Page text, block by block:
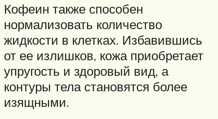
Кофеин также способен
нормализовать количество
жидкости в клетках. Избавившись
от ее излишков, кожа приобретает
упругость и здоровый вид, а
контуры тела становятся более
изящными.